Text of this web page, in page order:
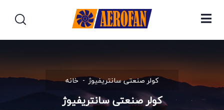
خانه کولر صنعتی سانتریفیوژ
کولر صنعتی سانتریفیوژ